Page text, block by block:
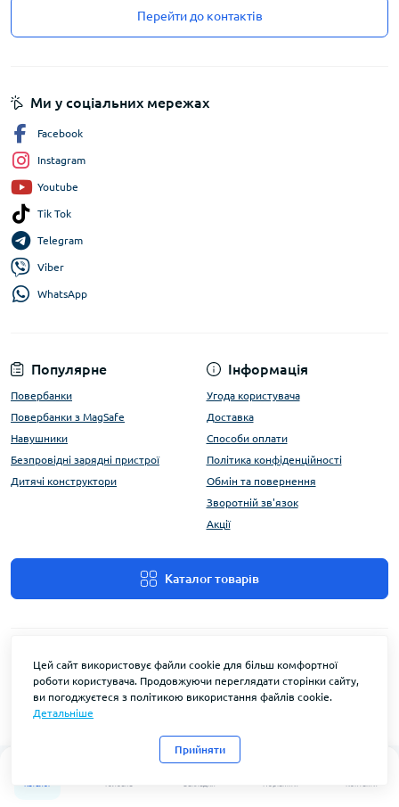
Каталог Головна Закладки
0
Порівняти Контакти
Перейти до контактів
Популярне
Повербанки
Повербанки з MagSafe
Навушники
Безпровідні зарядні пристрої
Дитячі конструктори
Інформація
Угода користувача
Доставка
Способи оплати
Політика конфіденційності
Обмін та повернення
Зворотній зв'язок
Акції
Каталог товарів
Ми у соціальних мережах
Facebook
Instagram
Youtube
Tik Tok
Telegram
Viber
WhatsApp
Цей сайт використовує файли cookie для більш комфортної
роботи користувача. Продовжуючи переглядати сторінки сайту,
ви погоджуєтеся з політикою використання файлів cookie.
Детальніше
Прийняти